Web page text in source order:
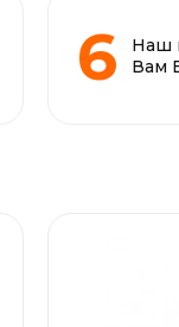
Наш
Вам